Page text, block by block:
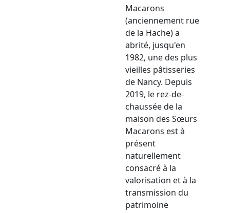
Macarons
(anciennement rue
de la Hache) a
abrité, jusqu'en
1982, une des plus
vieilles pâtisseries
de Nancy. Depuis
2019, le rez-de-
chaussée de la
maison des Sœurs
Macarons est à
présent
naturellement
consacré à la
valorisation et à la
transmission du
patrimoine